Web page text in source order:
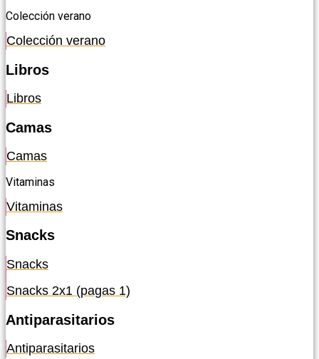
Colección verano
Colección verano
Libros
Libros
Camas
Camas
Vitaminas
Vitaminas
Snacks
Snacks
Snacks 2x1 (pagas 1)
Antiparasitarios
Antiparasitarios